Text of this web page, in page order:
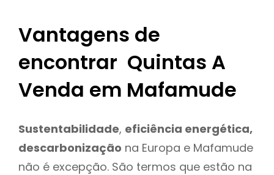
Vantagens de
encontrar Quintas A
Venda em Mafamude
Sustentabilidade, eficiência energética,
descarbonização na Europa e Mafamude
não é excepção. São termos que estão na